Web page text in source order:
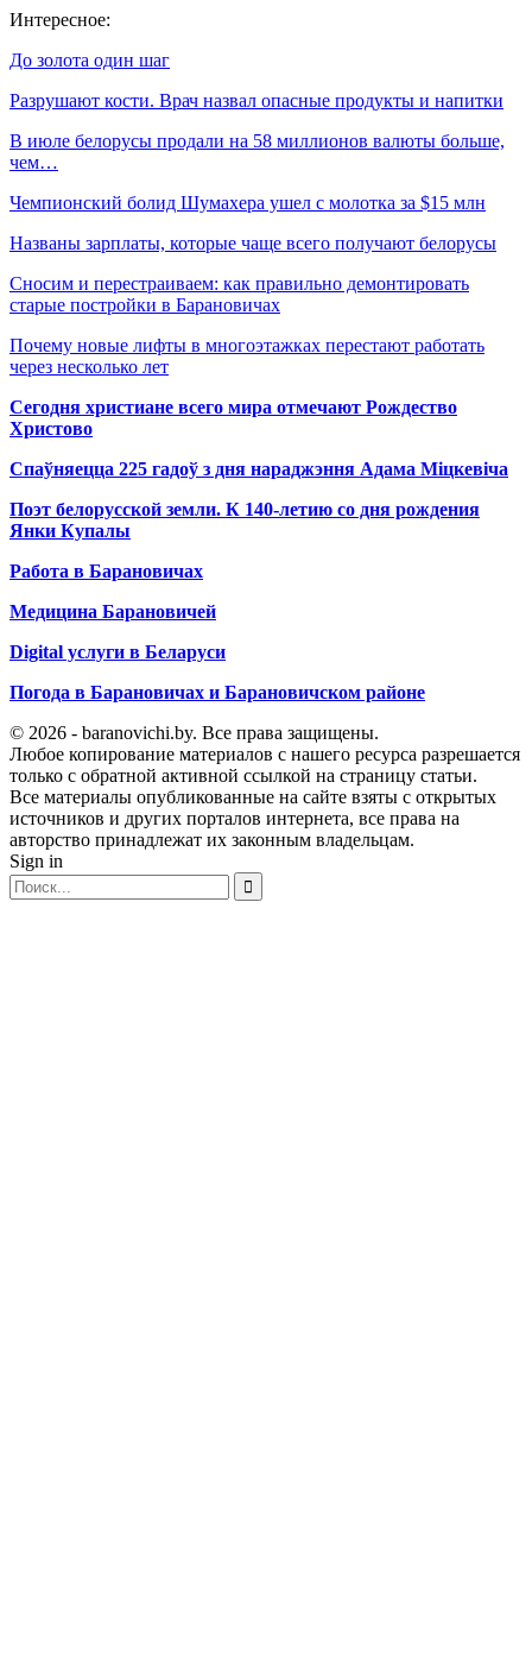
Интересное:
До золота один шаг
Разрушают кости. Врач назвал опасные продукты и напитки
В июле белорусы продали на 58 миллионов валюты больше,
чем…
Чемпионский болид Шумахера ушел с молотка за $15 млн
Названы зарплаты, которые чаще всего получают белорусы
Сносим и перестраиваем: как правильно демонтировать
старые постройки в Барановичах
Почему новые лифты в многоэтажках перестают работать
через несколько лет
Сегодня христиане всего мира отмечают Рождество
Христово
Спаўняецца 225 гадоў з дня нараджэння Адама Міцкевіча
Поэт белорусской земли. К 140-летию со дня рождения
Янки Купалы
Работа в Барановичах
Медицина Барановичей
Digital услуги в Беларуси
Погода в Барановичах и Барановичском районе
© 2026 - baranovichi.by. Все права защищены.
Любое копирование материалов с нашего ресурса разрешается
только с обратной активной ссылкой на страницу статьи.
Все материалы опубликованные на сайте взяты с открытых
источников и других порталов интернета, все права на
авторство принадлежат их законным владельцам.
Sign in